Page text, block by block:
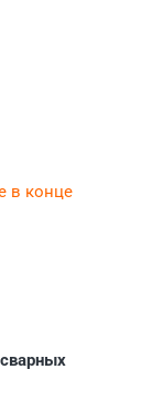
в конце